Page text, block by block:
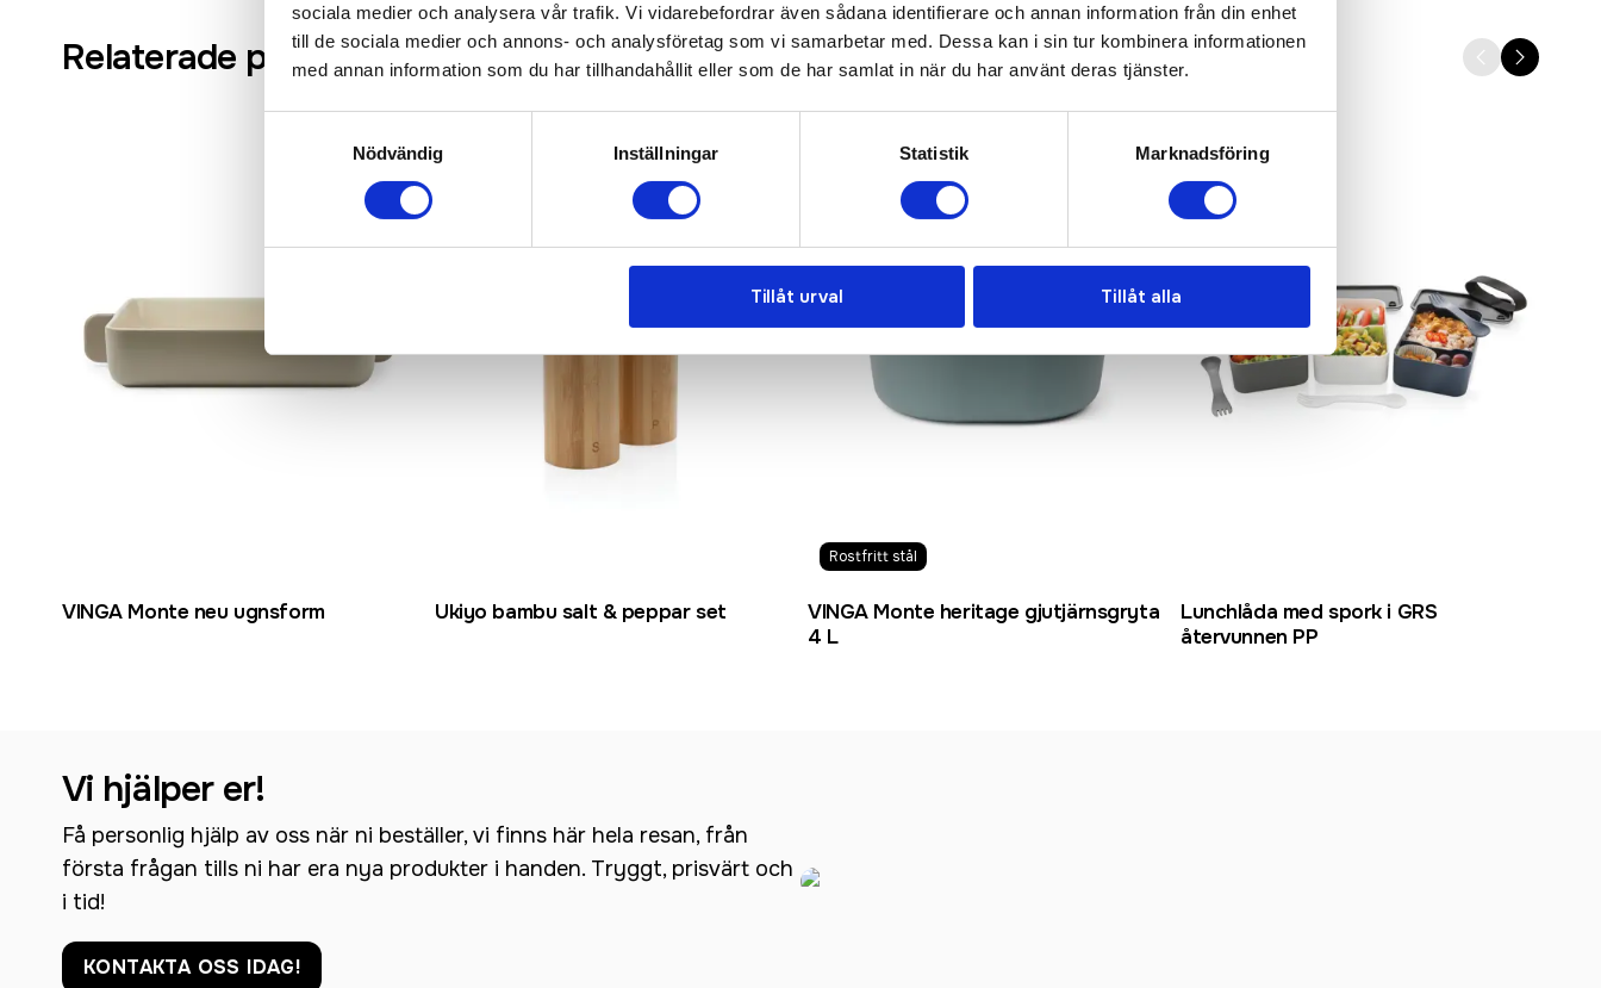
sociala medier och analysera vår trafik. Vi vidarebefordrar även sådana identifierare och annan information från din enhet
till de sociala medier och annons- och analysföretag som vi samarbetar med. Dessa kan i sin tur kombinera informationen
med annan information som du har tillhandahållit eller som de har samlat in när du har använt deras tjänster.
Nödvändig
Inställningar Statistik Marknadsföring
Tillåt urval Tillåt alla
Relaterade produkter
VINGA Monte neu ugnsform Ukiyo bambu salt & peppar set
Rostfritt stål
VINGA Monte heritage gjutjärnsgryta
4 L
Lunchlåda med spork i GRS
återvunnen PP
Vi hjälper er!
Få personlig hjälp av oss när ni beställer, vi finns här hela resan, från
första frågan tills ni har era nya produkter i handen. Tryggt, prisvärt och
i tid!
KONTAKTA OSS IDAG!